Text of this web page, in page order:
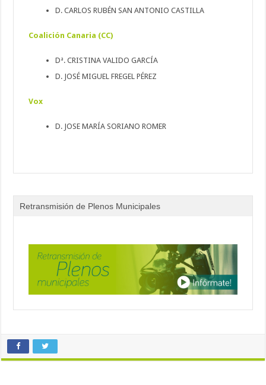
D. CARLOS RUBÉN SAN ANTONIO CASTILLA
Coalición Canaria (CC)
Dª. CRISTINA VALIDO GARCÍA
D. JOSÉ MIGUEL FREGEL PÉREZ
Vox
D. JOSE MARÍA SORIANO ROMER
Retransmisión de Plenos Municipales